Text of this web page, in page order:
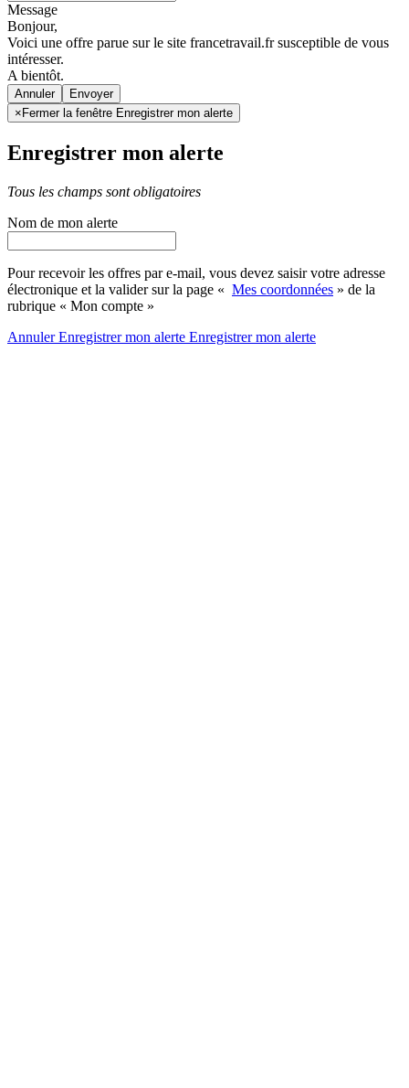
Message
Bonjour,
Voici une offre parue sur le site francetravail.fr susceptible de vous
intéresser.
A bientôt.
Annuler
× Fermer la fenêtre Enregistrer mon alerte
Enregistrer mon alerte
Tous les champs sont obligatoires
Nom de mon alerte
Pour recevoir les offres par e-mail, vous devez saisir votre adresse
électronique et la valider sur la page « Mes coordonnées » de la
rubrique « Mon compte »
AnnulerEnregistrer mon alerte Enregistrermon alerte